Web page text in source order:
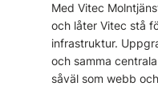
Med Vitec
och låter Vitec stå
infrastruktur.
och samma
såväl som webb